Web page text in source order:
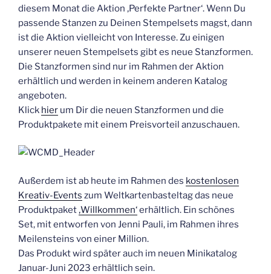
diesem Monat die Aktion ‚Perfekte Partner‘. Wenn Du
passende Stanzen zu Deinen Stempelsets magst, dann
ist die Aktion vielleicht von Interesse. Zu einigen
unserer neuen Stempelsets gibt es neue Stanzformen.
Die Stanzformen sind nur im Rahmen der Aktion
erhältlich und werden in keinem anderen Katalog
angeboten.
Klick hier um Dir die neuen Stanzformen und die
Produktpakete mit einem Preisvorteil anzuschauen.
Außerdem ist ab heute im Rahmen des kostenlosen
Kreativ-Events zum Weltkartenbasteltag das neue
Produktpaket‚Willkommen‘erhältlich. Ein schönes
Set, mit entworfen von Jenni Pauli, im Rahmen ihres
Meilensteins von einer Million.
Das Produkt wird später auch im neuen Minikatalog
Januar-Juni 2023 erhältlich sein.